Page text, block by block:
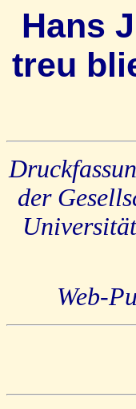
Hans
treu
der
Web-